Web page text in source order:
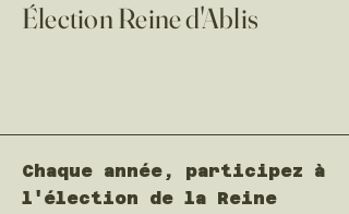
Élection Reine d'Ablis
Chaque année, participez à
l'élection de la Reine